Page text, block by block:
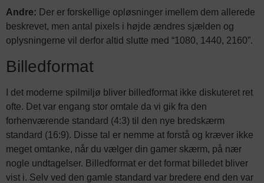
Andre: Der er forskellige opløsninger imellem dem allerede
beskrevet, men antal pixels i højde ændres sjælden og
oplysningerne vil derfor altid slutte med “1080, 1440, 2160”.
Billedformat
I det moderne spilmiljø bliver billedformat ikke diskuteret ret
ofte. Det var engang stor omtale da vi gik fra den
forhenværende standard (4:3) til den nye bredskærm
standard (16:9). Disse tal er nemme at forstå og kræver ikke
meget omtanke, når du vælger din gamer skærm, på nær
nogle undtagelser. Billedformat er det format billedet bliver
vist i. Selv ved den gamle standard var bredere end den var